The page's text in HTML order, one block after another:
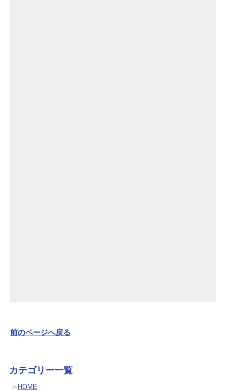
前のページへ戻る
カテゴリー一覧
HOME